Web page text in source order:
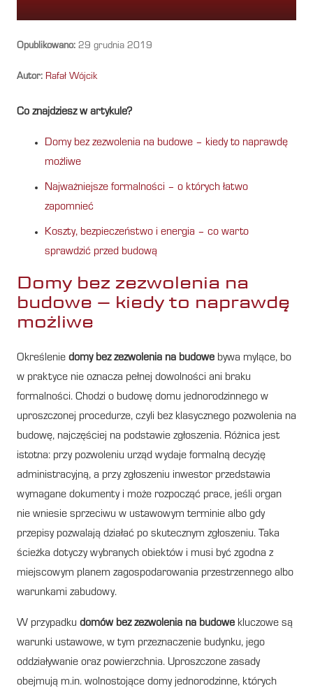
Opublikowano: 29 grudnia 2019
Autor: Rafał Wójcik
Co znajdziesz w artykule?
Domy bez zezwolenia na budowe – kiedy to naprawdę
możliwe
Najważniejsze formalności – o których łatwo
zapomnieć
Koszty, bezpieczeństwo i energia – co warto
sprawdzić przed budową
Domy bez zezwolenia na
budowe – kiedy to naprawdę
możliwe
Określenie domy bez zezwolenia na budowe bywa mylące, bo
w praktyce nie oznacza pełnej dowolności ani braku
formalności. Chodzi o budowę domu jednorodzinnego w
uproszczonej procedurze, czyli bez klasycznego pozwolenia na
budowę, najczęściej na podstawie zgłoszenia. Różnica jest
istotna: przy pozwoleniu urząd wydaje formalną decyzję
administracyjną, a przy zgłoszeniu inwestor przedstawia
wymagane dokumenty i może rozpocząć prace, jeśli organ
nie wniesie sprzeciwu w ustawowym terminie albo gdy
przepisy pozwalają działać po skutecznym zgłoszeniu. Taka
ścieżka dotyczy wybranych obiektów i musi być zgodna z
miejscowym planem zagospodarowania przestrzennego albo
warunkami zabudowy.
W przypadku domów bez zezwolenia na budowe kluczowe są
warunki ustawowe, w tym przeznaczenie budynku, jego
oddziaływanie oraz powierzchnia. Uproszczone zasady
obejmują m.in. wolnostojące domy jednorodzinne, których